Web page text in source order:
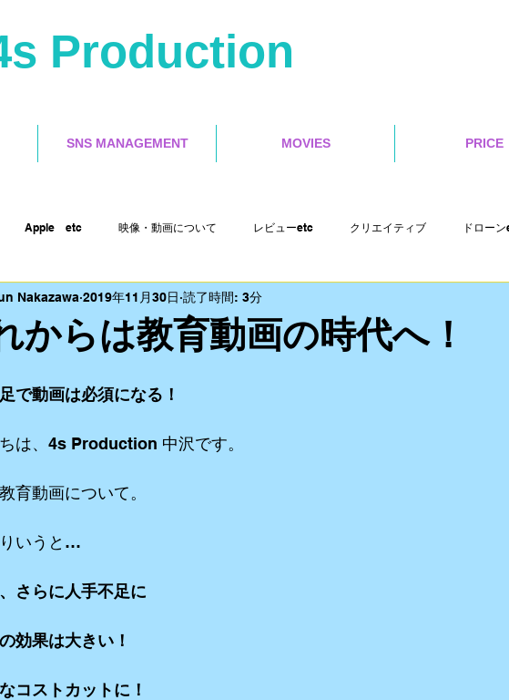
Production
SNS MANAGEMENT MOVIES PRICE
Apple etc 映像・動画について レビューetc クリエイティブ ドロー
チューバー Misoca アンバサダーetc
ライブストリーミングetc iPhone etc
からは教育動画の時代へ！
Nakazawa 2019年11月30日 読了時間: 3分
で動画は必須になる！
は、4s Production 中沢です。
育動画について。
いうと…
さらに人手不足に
効果は大きい！
コストカットに！